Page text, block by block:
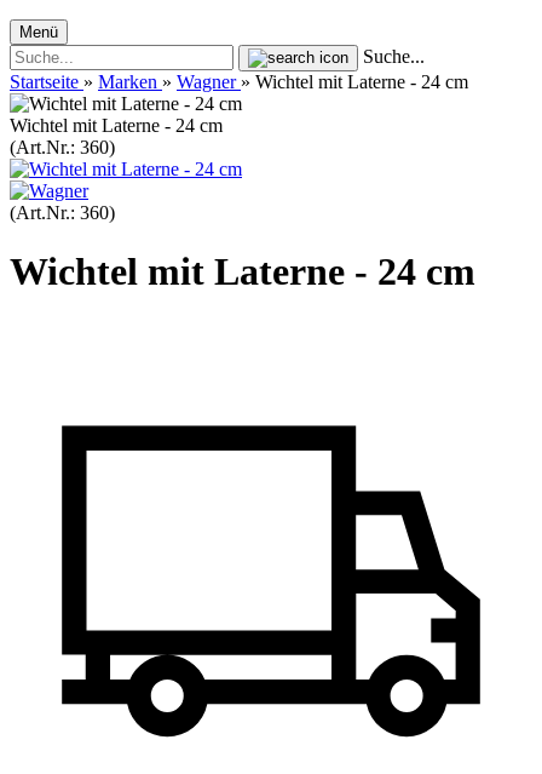
Menü
Suche...
Startseite » Marken » Wagner » Wichtel mit Laterne - 24 cm
Wichtel mit Laterne - 24 cm
(Art.Nr.: 360)
(Art.Nr.: 360)
Wichtel mit Laterne - 24 cm